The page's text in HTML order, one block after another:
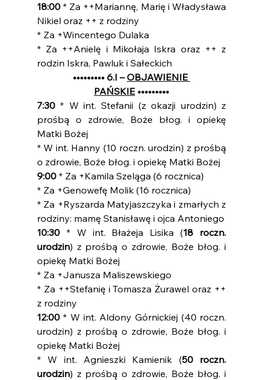
18:00 * Za ++Mariannę, Marię i Władysława
Nikiel oraz ++ z rodziny
* Za +Wincentego Dulaka
* Za ++Anielę i Mikołaja Iskra oraz ++ z
rodzin Iskra, Pawluk i Sałeckich
••••••••• 6.I – OBJAWIENIE
PAŃSKIE •••••••••
7:30 * W int. Stefanii (z okazji urodzin) z
prośbą o zdrowie, Boże błog. i opiekę
Matki Bożej
* W int. Hanny (10 roczn. urodzin) z prośbą
o zdrowie, Boże błog. i opiekę Matki Bożej
9:00 * Za +Kamila Szeląga (6 rocznica)
* Za +Genowefę Molik (16 rocznica)
* Za +Ryszarda Matyjaszczyka i zmarłych z
rodziny: mamę Stanisławę i ojca Antoniego
10:30 * W int. Błażeja Lisika (18 roczn.
urodzin) z prośbą o zdrowie, Boże błog. i
opiekę Matki Bożej
* Za +Janusza Maliszewskiego
* Za ++Stefanię i Tomasza Żurawel oraz ++
z rodziny
12:00 * W int. Aldony Górnickiej (40 roczn.
urodzin) z prośbą o zdrowie, Boże błog. i
opiekę Matki Bożej
* W int. Agnieszki Kamienik (50 roczn.
urodzin) z prośbą o zdrowie, Boże błog. i